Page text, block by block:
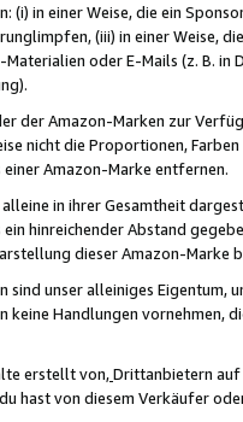
in einer Weise, die ein
(iii) in einer Weise,
oder E-Mails (z. B. in
der Amazon-Marken zur
nicht die Proportionen,
Amazon-Marke entfernen.
in ihrer Gesamtheit
hinreichender Abstand
dieser Amazon-Marke
sind unser alleiniges
Handlungen vornehmen,
erstellt von,Drittanbietern auf
hast von diesem Verkäufer